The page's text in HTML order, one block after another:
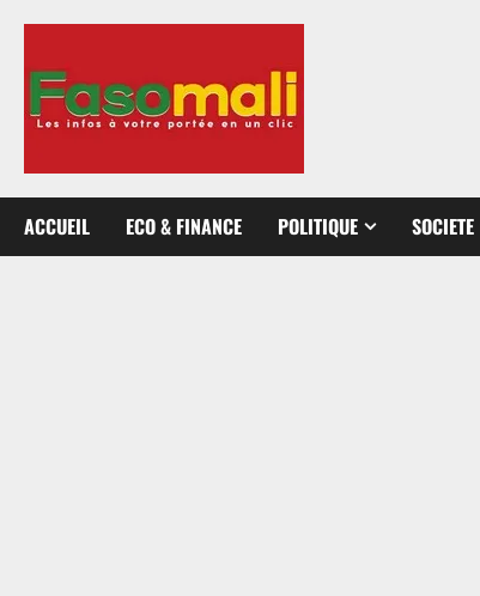
contenu
ACCUEIL ECO & FINANCE POLITIQUE SOCIETE